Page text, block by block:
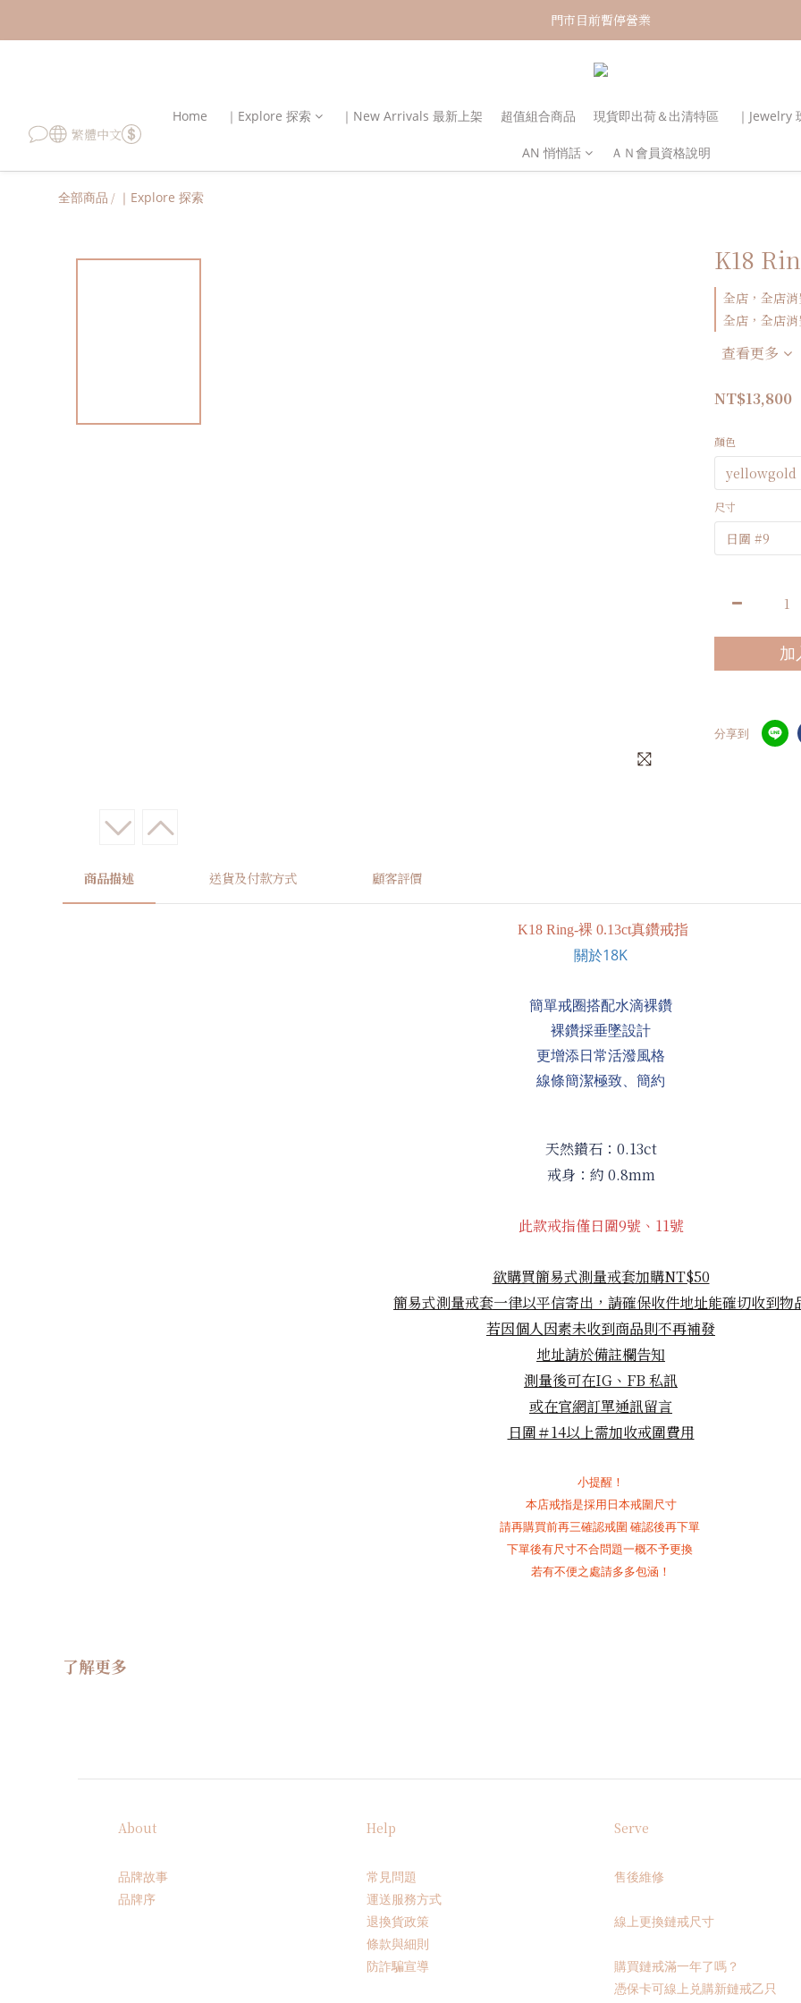
新加入會員！即享有NT150購物金
門市目前暫停營業
新加入會員！即享有NT150購物金
繁體中文
Home ｜Explore 探索 ｜New Arrivals 最新上架 超值組合商品 現貨即出荷＆出清特區 ｜Jewelry
AN 悄悄話 ＡＮ會員資格說明
全部商品 / ｜Explore 探索
K18
全店，全店
全店，全店
查看更多
NT$13,800
顏色
尺寸
加
分享到
商品描述 送貨及付款方式 顧客評價
K18 Ring-裸 0.13ct真鑽戒指
關於18K
簡單戒圈搭配水滴裸鑽
裸鑽採垂墜設計
更增添日常活潑風格
線條簡潔極致、簡約
天然鑽石： 0.13ct
戒身：約 0.8mm
此款戒指僅日圍9號、11號
欲購買簡易式測量戒套加購NT$50
簡易式測量戒套一律以平信寄出，請確保收件地址能確切收到物
若因個人因素未收到商品則不再補發
地址請於備註欄告知
測量後可在IG、FB 私訊
或在官網訂單通訊留言
日圍＃14以上需加收戒圍費用
小提醒！
本店戒指是採用日本戒圍尺寸
請再購買前再三確認戒圍 確認後再下單
下單後有尺寸不合問題一概不予更換
若有不便之處請多多包涵！
了解更多
About
品牌故事
品牌序
Help
常見問題
運送服務方式
退換貨政策
條款與細則
防詐騙宣導
Serve
售後維修
線上更換鏈戒尺寸
購買鏈戒滿一年了嗎？
憑保卡可線上兑購新鏈戒乙只